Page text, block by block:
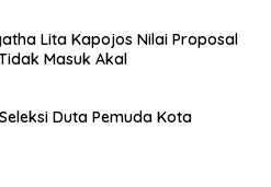
Lita Kapojos Nilai Proposal
Masuk Akal
Duta Pemuda Kota